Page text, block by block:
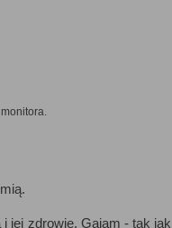
jej zdrowie. Gaiam - tak jak